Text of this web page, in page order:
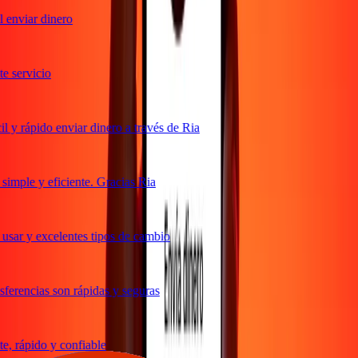
dinero
rápido enviar dinero a través de Ria
y eficiente. Gracias Ria
y excelentes tipos de cambio
son rápidas y seguras
rápido y confiable